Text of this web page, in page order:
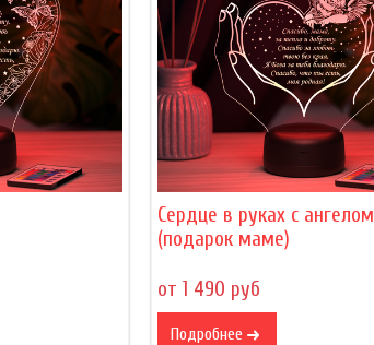
Сердце в руках с ангелом
(подарок маме)
от 1 490 руб
Подробнее